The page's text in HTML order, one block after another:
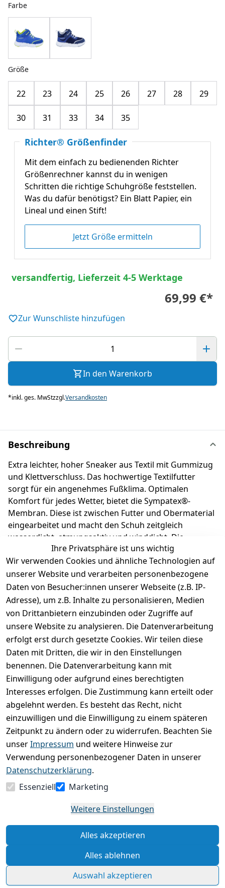
Farbe
Größe
22 23 24 25 26 27 28 29
30 31 33 34 35
Richter® Größenfinder
Mit dem einfach zu bedienenden Richter
Größenrechner kannst du in wenigen
Schritten die richtige Schuhgröße feststellen.
Was du dafür benötigst? Ein Blatt Papier, ein
Lineal und einen Stift!
Jetzt Größe ermitteln
versandfertig, Lieferzeit 4-5 Werktage
69,99 €*
Zur Wunschliste hinzufügen
In den Warenkorb
*inkl. ges. MwStzzgl.Versandkosten
Beschreibung
Extra leichter, hoher Sneaker aus Textil mit Gummizug
und Klettverschluss. Das hochwertige Textilfutter
sorgt für ein angenehmes Fußklima. Optimalen
Komfort für jedes Wetter, bietet die Sympatex®-
Membran. Diese ist zwischen Futter und Obermaterial
eingearbeitet und macht den Schuh zeitgleich
wasserdicht, atmungsaktiv und winddicht. Die
herausnehmbare Einlage macht es kinderleicht, die
richtige Schuhgröße auszuwählen. Richter
Kinderschuhe - Kids shoes since 1893.
Produktdetails
Kundenrezensionen
Durchschnittliche Bewertung
0
Basierend auf 0 Bewertung(en)
Bewertung abgeben
5
( 0 )
4
( 0 )
3
( 0 )
2
( 0 )
1
Artikel abgegeben
Rechtliche Hinweise – Klicken Sie hier für weitere
Ihre Privatsphäre ist uns wichtig
Wir verwenden Cookies und ähnliche Technologien auf
unserer Website und verarbeiten personenbezogene
Daten von Besucher:innen unserer Webseite (z.B. IP-
Adresse), um z.B. Inhalte zu personalisieren, Medien
von Drittanbietern einzubinden oder Zugriffe auf
unsere Website zu analysieren. Die Datenverarbeitung
erfolgt erst durch gesetzte Cookies. Wir teilen diese
Daten mit Dritten, die wir in den Einstellungen
benennen. Die Datenverarbeitung kann mit
Einwilligung oder aufgrund eines berechtigten
Interesses erfolgen. Die Zustimmung kann erteilt oder
abgelehnt werden. Es besteht das Recht, nicht
einzuwilligen und die Einwilligung zu einem späteren
Zeitpunkt zu ändern oder zu widerrufen. Beachten Sie
unserImpressum und weitere Hinweise zur
Verwendung personenbezogener Daten in unserer
Datenschutzerklärung.
Essenziell
Marketing
Weitere Einstellungen
Alles akzeptieren
Alles ablehnen
Auswahl akzeptieren